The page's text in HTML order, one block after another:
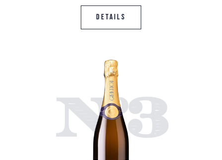
Details
N°3